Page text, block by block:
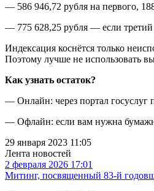
— 586 946,72 рубля на первого,
— 775 628,25 рубля — если третий
Индексация коснётся только
Поэтому лучше не использовать
Как узнать остаток?
— Онлайн: через портал госуслуг
— Офлайн: если вам нужна
29 января 2023 11:05
Лента новостей
2 февраля 2026 17:01
Митинг, посвященный 83-й